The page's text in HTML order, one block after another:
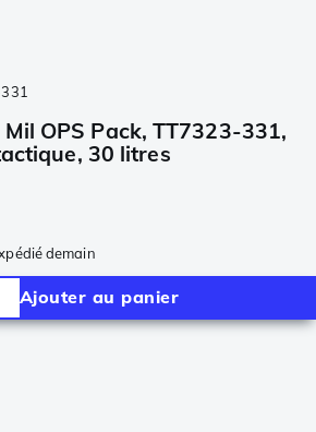
OPS Pack, TT7323-331,
30 litres
demain
Ajouter au panier